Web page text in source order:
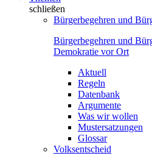
schließen
Bürgerbegehren und
Bürgerbegehren und
Demokratie vor Ort
Aktuell
Regeln
Datenbank
Argumente
Was wir wollen
Mustersatzungen
Glossar
Volksentscheid